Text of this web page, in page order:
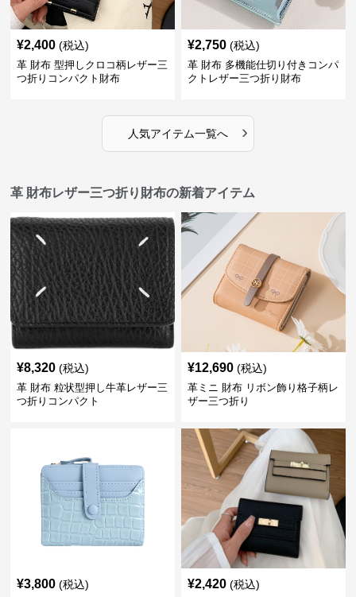
¥2,400 (税込)
革 財布 型押しクロコ柄レザー三
つ折りコンパクト財布
¥2,750 (税込)
革 財布 多機能仕切り付きコンパ
クトレザー三つ折り財布
人気アイテム一覧へ ›
革 財布レザー三つ折り財布の新着アイテム
¥8,320 (税込)
革 財布 粒状型押し牛革レザー三
つ折りコンパクト
¥12,690 (税込)
革ミニ 財布 リボン飾り格子柄レ
ザー三つ折り
¥3,800 (税込) ¥2,420 (税込)